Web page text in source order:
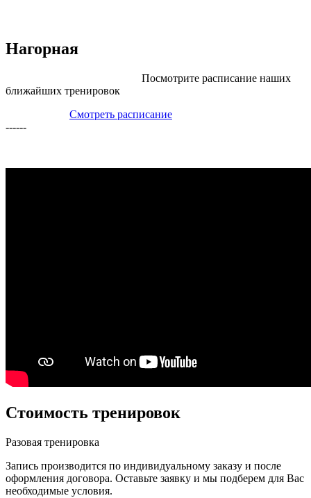
Нагорная
Посмотрите расписание наших
ближайших тренировок
Смотреть расписание
------
Стоимость тренировок
Разовая тренировка
Запись производится по индивидуальному заказу и после
оформления договора. Оставьте заявку и мы подберем для Вас
необходимые условия.